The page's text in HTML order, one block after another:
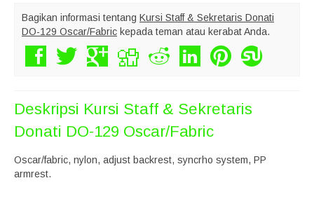
Bagikan informasi tentang Kursi Staff & Sekretaris Donati
DO-129 Oscar/Fabric kepada teman atau kerabat Anda.
Deskripsi Kursi Staff & Sekretaris
Donati DO-129 Oscar/Fabric
Oscar/fabric, nylon, adjust backrest, syncrho system, PP
armrest.